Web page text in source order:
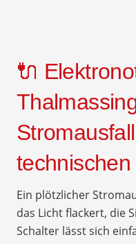
🔌
Ein plötzlicher
das Licht flackert, die
Schalter lässt sich